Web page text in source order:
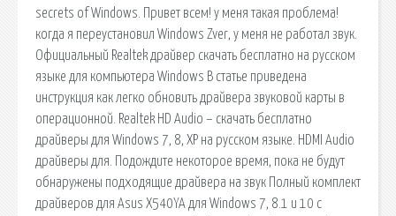
secrets of Windows. Привет всем! у меня такая проблема!
когда я переустановил Windows Zver, у меня не работал звук.
Официальный Realtek драйвер скачать бесплатно на русском
языке для компьютера Windows В статье приведена
инструкция как легко обновить драйвера звуковой карты в
операционной. Realtek HD Audio – скачать бесплатно
драйверы для Windows 7, 8, XP на русском языке. HDMI Audio
драйверы для. Подождите некоторое время, пока не будут
обнаружены подходящие драйвера на звук Полный комплект
драйверов для Asus X540YA для Windows 7, 8.1 и 10 с